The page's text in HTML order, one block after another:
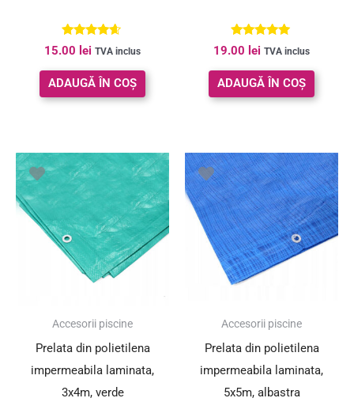
Evaluat la
4.50
din 5
15.00 lei TVA inclus
ADAUGĂ ÎN COȘ
Evaluat la
5.00
din 5
19.00 lei TVA inclus
ADAUGĂ ÎN COȘ
Accesorii piscine
Prelata din polietilena
impermeabila laminata,
3x4m, verde
Accesorii piscine
Prelata din polietilena
impermeabila laminata,
5x5m, albastra